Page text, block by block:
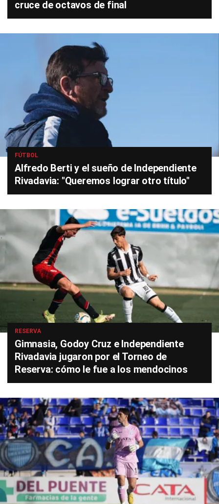
cruce de octavos de final
FÚTBOL
Alfredo Berti y el sueño de Independiente
Rivadavia: "Queremos lograr otro título"
RESERVA
Gimnasia, Godoy Cruz e Independiente
Rivadavia jugaron por el Torneo de
Reserva: cómo le fue a los mendocinos